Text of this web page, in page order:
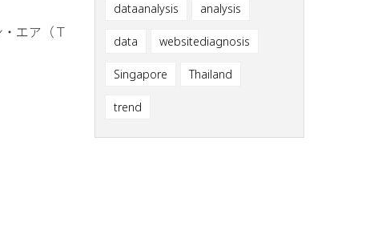
エア（Ｔ
dataanalysis
analysis
data
websitediagnosis
Singapore
Thailand
trend